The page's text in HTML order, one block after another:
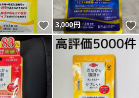
いいね！
3,000円